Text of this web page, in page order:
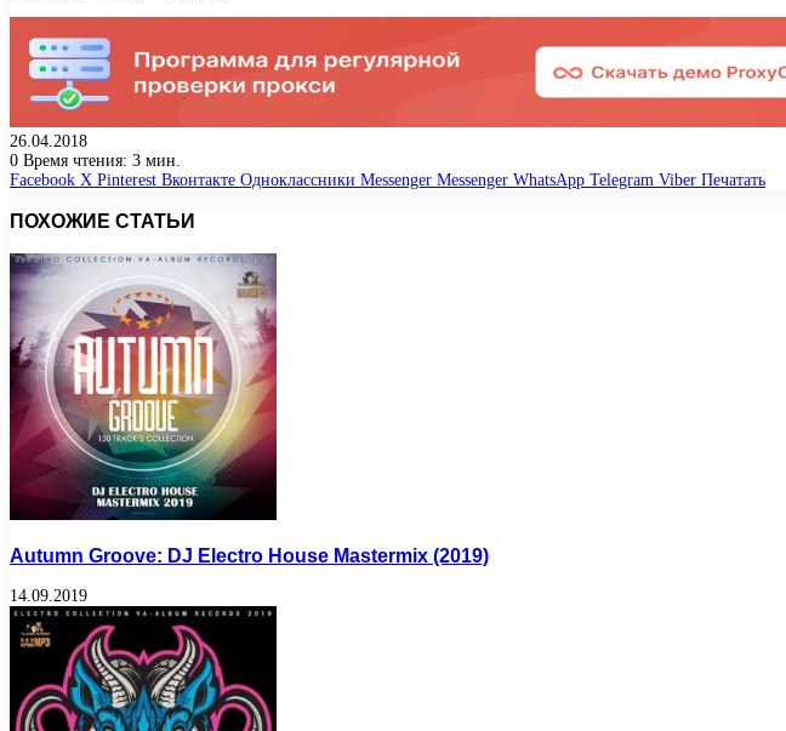
26.04.2018
0 Время чтения: 3 мин.
Facebook X Pinterest Вконтакте Одноклассники Messenger Messenger WhatsApp Telegram Viber Печатать
ПОХОЖИЕ СТАТЬИ
Autumn Groove: DJ Electro House Mastermix (2019)
14.09.2019